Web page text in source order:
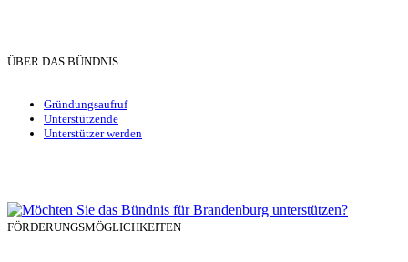
ÜBER DAS BÜNDNIS
Gründungsaufruf
Unterstützende
Unterstützer werden
FÖRDERUNGSMÖGLICHKEITEN